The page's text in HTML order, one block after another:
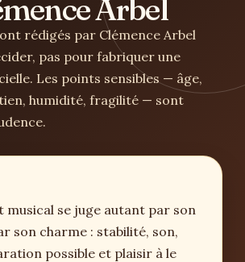
Arbel
rédigés par Clémence Arbel
pas pour fabriquer une
Les points sensibles — âge,
humidité, fragilité — sont
musical se juge autant par son
son charme : stabilité, son,
possible et plaisir à le